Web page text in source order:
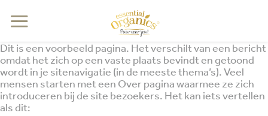
naar
Dit is een voorbeeld pagina. Het verschilt van een bericht
omdat het zich op een vaste plaats bevindt en getoond
wordt in je sitenavigatie (in de meeste thema’s). Veel
mensen starten met een Over pagina waarmee ze zich
introduceren bij de site bezoekers. Het kan iets vertellen
als dit: